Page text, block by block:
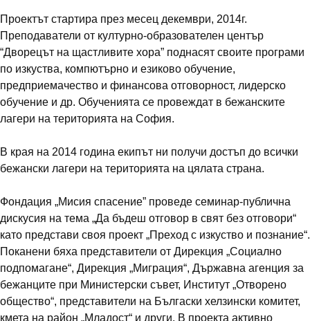
Проектът стартира през месец декември, 2014г.
Преподаватели от културно-образователен център
“Дворецът на щастливите хора” поднасят своите програми
по изкуства, компютърно и езиково обучение,
предприемачество и финансова отговорност, лидерско
обучение и др. Обученията се провеждат в бежанските
лагери на територията на София.
В края на 2014 година екипът ни получи достъп до всички
бежански лагери на територията на цялата страна.
Фондация „Мисия спасение” проведе семинар-публична
дискусия на тема „Да бъдеш отговор в свят без отговори“
като представи своя проект „Преход с изкуство и познание“.
Поканени бяха представители от Дирекция „Социално
подпомагане“, Дирекция „Миграция“, Държавна агенция за
бежанците при Министерски съвет, Институт „Отворено
общество“, представители на Бългаски хелзински комитет,
кмета на район „Младост“ и други. В проекта активно